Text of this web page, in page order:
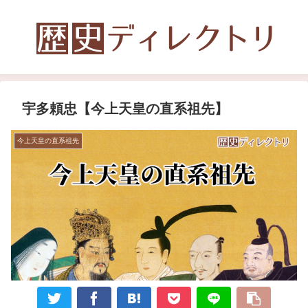
宇多頼忠【今上天皇の直系祖先】
今上天皇の直系祖先